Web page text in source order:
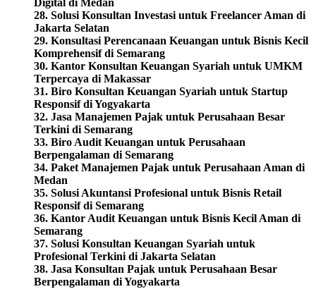
28. Solusi Konsultan Investasi untuk Freelancer Aman di
Jakarta Selatan
29. Konsultasi Perencanaan Keuangan untuk Bisnis Kecil
Komprehensif di Semarang
30. Kantor Konsultan Keuangan Syariah untuk UMKM
Terpercaya di Makassar
31. Biro Konsultan Keuangan Syariah untuk Startup
Responsif di Yogyakarta
32. Jasa Manajemen Pajak untuk Perusahaan Besar
Terkini di Semarang
33. Biro Audit Keuangan untuk Perusahaan
Berpengalaman di Semarang
34. Paket Manajemen Pajak untuk Perusahaan Aman di
Medan
35. Solusi Akuntansi Profesional untuk Bisnis Retail
Responsif di Semarang
36. Kantor Audit Keuangan untuk Bisnis Kecil Aman di
Semarang
37. Solusi Konsultan Keuangan Syariah untuk
Profesional Terkini di Jakarta Selatan
38. Jasa Konsultan Pajak untuk Perusahaan Besar
Berpengalaman di Yogyakarta